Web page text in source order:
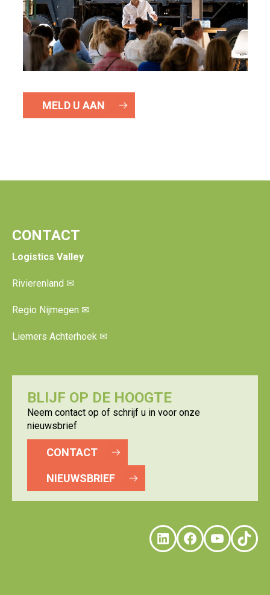
MELD U AAN
CONTACT
Logistics Valley
Rivierenland ✉
Regio Nijmegen ✉
Liemers Achterhoek ✉
BLIJF OP DE HOOGTE
Neem contact op of schrijf u in voor onze
nieuwsbrief
CONTACT
NIEUWSBRIEF
LinkedIn
Facebook